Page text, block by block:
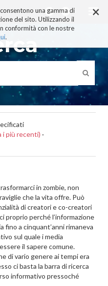
×
una gamma di
del sito. Utilizzando il
conformità con le nostre
.
i più recenti) ·
in zombie, non
che la vita offre. Può
di creatori e co-creatori
proprio perché l’informazione
fino a cinquant’anni rimaneva
sul quale i media
il sapere comune.
di vario genere ai tempi era
ci basta la barra di ricerca
informativo pressoché